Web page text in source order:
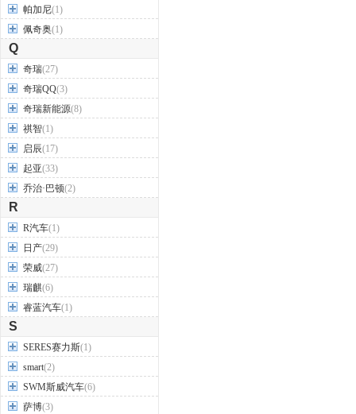
帕加尼(1)
佩奇奥(1)
Q
奇瑞(27)
奇瑞QQ(3)
奇瑞新能源(8)
祺智(1)
启辰(17)
起亚(33)
乔治·巴顿(2)
R
R汽车(1)
日产(29)
荣威(27)
瑞麒(6)
睿蓝汽车(1)
S
SERES赛力斯(1)
smart(2)
SWM斯威汽车(6)
萨博(3)